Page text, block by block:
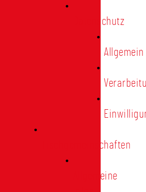
Datenschutz
Allgemein
Tischgemeinschaften
Allgemeine